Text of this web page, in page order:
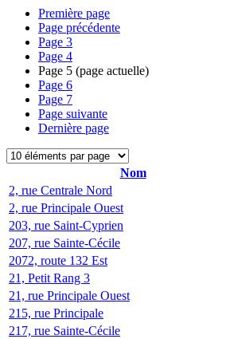
Première page
Page précédente
Page 3
Page 4
Page 5 (page actuelle)
Page 6
Page 7
Page suivante
Dernière page
Nom
2, rue Centrale Nord
2, rue Principale Ouest
203, rue Saint-Cyprien
207, rue Sainte-Cécile
2072, route 132 Est
21, Petit Rang 3
21, rue Principale Ouest
215, rue Principale
217, rue Sainte-Cécile